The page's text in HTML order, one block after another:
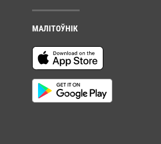
МАЛІТОЎНІК